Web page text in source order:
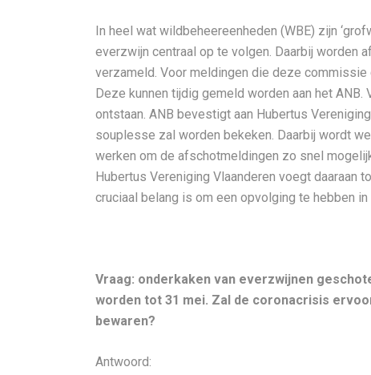
In heel wat wildbeheereenheden (WBE) zijn
everzwijn centraal op te volgen. Daarbij worden
verzameld. Voor meldingen die deze commissie
Deze kunnen tijdig gemeld worden aan het
ontstaan. ANB bevestigt aan Hubertus
souplesse zal worden bekeken. Daarbij wordt
werken om de afschotmeldingen zo snel
Hubertus Vereniging Vlaanderen voegt daaraan
cruciaal belang is om een opvolging te hebben
Vraag: onderkaken van everzwijnen
worden tot 31 mei. Zal de coronacrisis
bewaren?
Antwoord: